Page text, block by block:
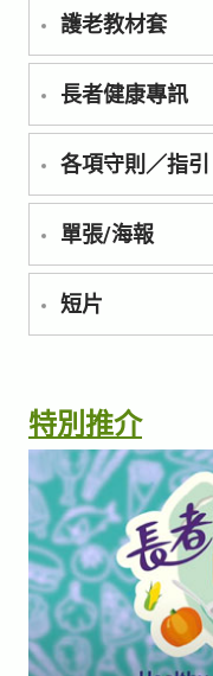
護老教材套
長者健康專訊
各項守則／指引
單張/海報
短片
特別推介